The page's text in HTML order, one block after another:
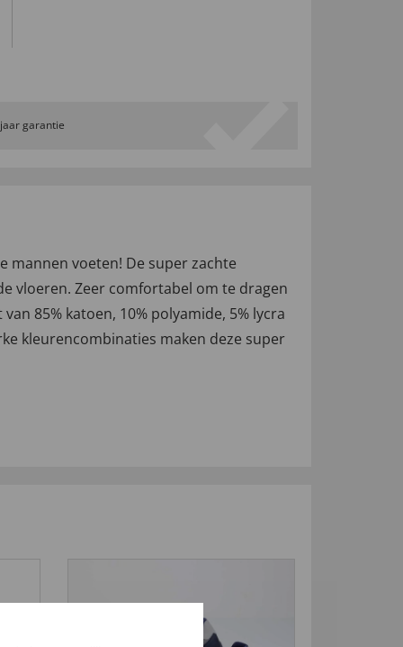
garantie
mannen voeten! De super zachte
vloeren. Zeer comfortabel om te dragen
85% katoen, 10% polyamide, 5% lycra
kleurencombinaties maken deze super